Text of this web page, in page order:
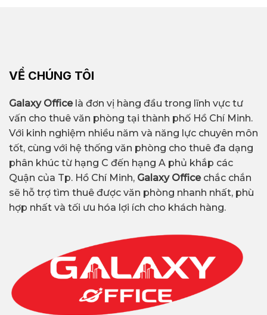
VỀ CHÚNG TÔI
Galaxy Officelà đơn vị hàng đầu trong lĩnh vực tư
vấn cho thuê văn phòng tại thành phố Hồ Chí Minh.
Với kinh nghiệm nhiều năm và năng lực chuyên môn
tốt, cùng với hệ thống văn phòng cho thuê đa dạng
phân khúc từ hạng C đến hạng A phủ khắp các
Quận của Tp. Hồ Chí Minh, Galaxy Office chắc chắn
sẽ hỗ trợ tìm thuê được văn phòng nhanh nhất, phù
hợp nhất và tối ưu hóa lợi ích cho khách hàng.